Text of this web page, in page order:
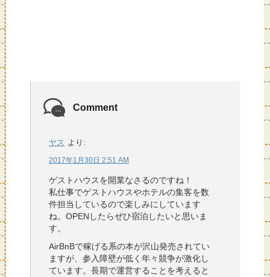
Comment
ヤス より:
2017年1月30日 2:51 AM
ゲストハウスを開業なさるのですね！
私仕事でゲストハウスやホテルの集客を数
件担当しているので楽しみにしています
ね。OPENしたらぜひ宿泊したいと思いま
す。
AirBnBで稼げる系の本が沢山発売されてい
ますが、参入障壁が低く年々競争が激化し
ています。長期で運営することを考えると